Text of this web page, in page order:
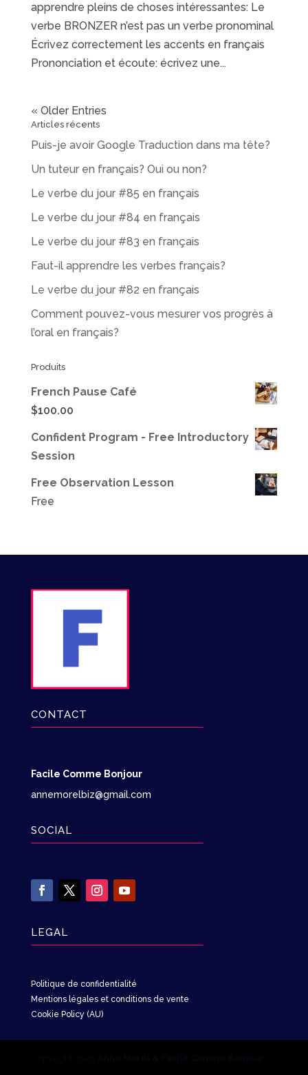
apprendre pleins de choses intéressantes: Le
verbe BRONZER n’est pas un verbe pronominal
Écrivez correctement les accents en français
Prononciation et écoute: écrivez une...
« Older Entries
Articles récents
Puis-je avoir Google Traduction dans ma tête?
Un tuteur en français? Oui ou non?
Le verbe du jour #85 en français
Le verbe du jour #84 en français
Le verbe du jour #83 en français
Faut-il apprendre les verbes français?
Le verbe du jour #82 en français
Comment pouvez-vous mesurer vos progrès à
l’oral en français?
Produits
French Pause Café
$100.00
Confident Program - Free Introductory
Session
Free Observation Lesson
Free
CONTACT
Facile Comme Bonjour
annemorelbiz@gmail.com
SOCIAL
LEGAL
Politique de confidentialité
Mentions légales et conditions de vente
Cookie Policy (AU)